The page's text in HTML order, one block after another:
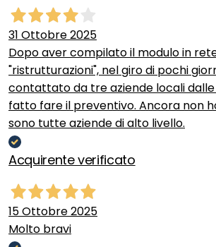
31 Ottobre 2025
Dopo aver compilato il modulo in
"ristrutturazioni", nel giro di pochi
contattato da tre aziende locali dalle
fatto fare il preventivo. Ancora non
sono tutte aziende di alto livello.
Acquirente verificato
15 Ottobre 2025
Molto bravi